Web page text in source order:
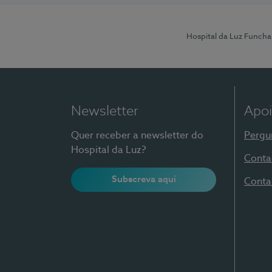
Hospital da Luz Funchal
Newsletter
Quer receber a newsletter do
Hospital da Luz?
Subscreva aqui